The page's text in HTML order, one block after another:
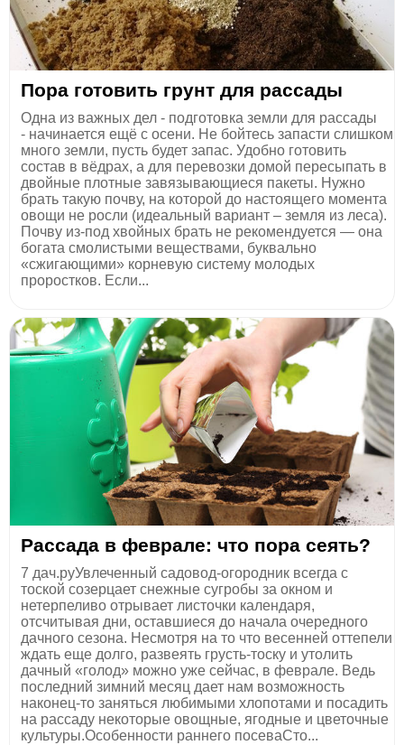
Пора готовить грунт для рассады
Одна из важных дел - подготовка земли для рассады
- начинается ещё с осени. Не бойтесь запасти слишком
много земли, пусть будет запас. Удобно готовить
состав в вёдрах, а для перевозки домой пересыпать в
двойные плотные завязывающиеся пакеты. Нужно
брать такую почву, на которой до настоящего момента
овощи не росли (идеальный вариант – земля из леса).
Почву из-под хвойных брать не рекомендуется — она
богата смолистыми веществами, буквально
«сжигающими» корневую систему молодых
проростков. Если...
Рассада в феврале: что пора сеять?
7 дач.руУвлеченный садовод-огородник всегда с
тоской созерцает снежные сугробы за окном и
нетерпеливо отрывает листочки календаря,
отсчитывая дни, оставшиеся до начала очередного
дачного сезона. Несмотря на то что весенней оттепели
ждать еще долго, развеять грусть-тоску и утолить
дачный «голод» можно уже сейчас, в феврале. Ведь
последний зимний месяц дает нам возможность
наконец-то заняться любимыми хлопотами и посадить
на рассаду некоторые овощные, ягодные и цветочные
культуры.Особенности раннего посеваСто...